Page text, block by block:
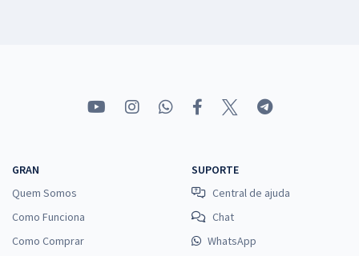
GRAN
Quem Somos
Como Funciona
Como Comprar
SUPORTE
Central de ajuda
Chat
WhatsApp